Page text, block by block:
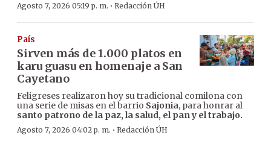
Agosto 7, 2026 05:19 p. m. · Redacción ÚH
País
Sirven más de 1.000 platos en
karu guasu en homenaje a San
Cayetano
Feligreses realizaron hoy su tradicional comilona con
una serie de misas en el barrio Sajonia, para honrar al
santo patrono de la paz, la salud, el pan y el trabajo.
Agosto 7, 2026 04:02 p. m. · Redacción ÚH